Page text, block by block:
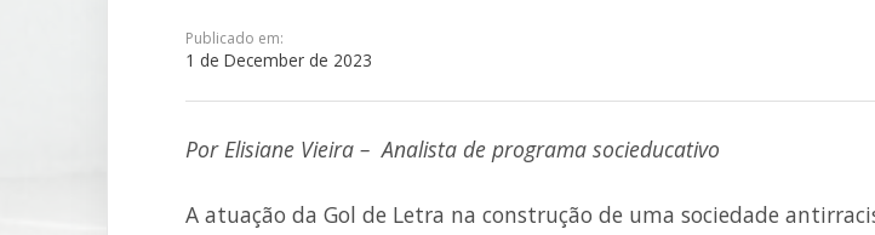
Publicado em:
1 de December de 2023
Por Elisiane Vieira – Analista de programa socieducativo
A atuação da Gol de Letra na construção de uma sociedade